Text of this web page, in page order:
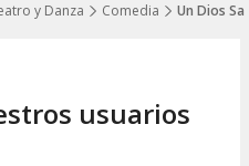
y Danza Comedia Un Dios
usuarios